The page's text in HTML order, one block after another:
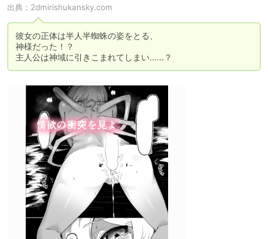
出典： 2dmirishukansky.com
彼女の正体は半人半蜘蛛の姿をとる、
神様だった！？
主人公は神域に引きこまれてしまい……？